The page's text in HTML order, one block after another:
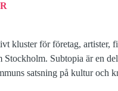
kluster för företag,
Subtopia är en
satsning på kultur och